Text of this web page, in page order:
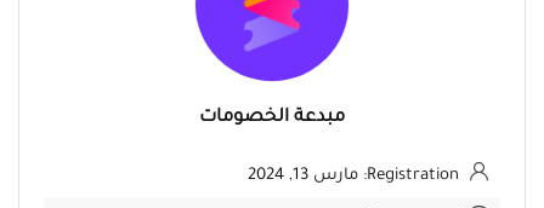
مبدعة الخصومات